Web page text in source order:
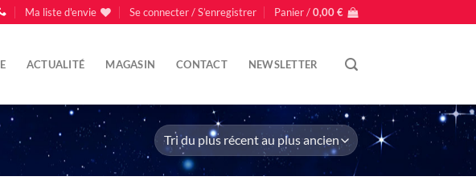
Ma liste d'envie Se connecter / S’enregistrer Panier /0,00€
ACTUALITÉ MAGASIN CONTACT NEWSLETTER